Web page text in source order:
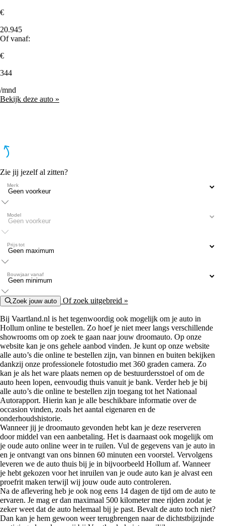
€
20.945
Of vanaf:
€
344
/mnd
Bekijk deze auto »
Zie jij jezelf al zitten?
Merk
Model
Prijs tot
Bouwjaar vanaf
Zoek jouw auto Of zoek uitgebreid »
Bij Vaartland.nl is het tegenwoordig ook mogelijk om je auto in
Hollum online te bestellen. Zo hoef je niet meer langs verschillende
showrooms om op zoek te gaan naar jouw droomauto. Op onze
website kan je ons gehele aanbod vinden. Je kunt op onze website
alle auto’s die online te bestellen zijn, van binnen en buiten bekijken
dankzij onze professionele fotostudio met 360 graden camera. Zo
kan je als het ware plaats nemen op de bestuurdersstoel of om de
auto heen lopen, eenvoudig thuis vanuit je bank. Verder heb je bij
alle auto’s die online te bestellen zijn toegang tot het Nationaal
Autorapport. Hierin kan je alle beschikbare informatie over de
occasion vinden, zoals het aantal eigenaren en de
onderhoudshistorie.
Wanneer jij je droomauto gevonden hebt kan je deze reserveren
door middel van een aanbetaling. Het is daarnaast ook mogelijk om
je oude auto online weer in te ruilen. Vul de gegevens van je auto in
en je ontvangt van ons binnen 60 minuten een voorstel. Vervolgens
leveren we de auto thuis bij je in bijvoorbeeld Hollum af. Wanneer
je hebt gekozen voor het inruilen van je oude auto kan je alvast een
proefrit maken terwijl wij jouw oude auto controleren.
Na de aflevering heb je ook nog eens 14 dagen de tijd om de auto te
ervaren. Je mag er dan maximaal 500 kilometer mee rijden zodat je
zeker weet dat de auto helemaal bij je past. Bevalt de auto toch niet?
Dan kan je hem gewoon weer terugbrengen naar de dichtstbijzijnde